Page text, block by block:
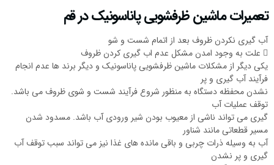
تعمیرات ماشین ظرفشویی پاناسونیک در قم
آب گیری نکردن ظروف بعد از اتمام شست و شو
 علت به وجود امدن مشکل عدم اب گیری کردن ظروف
یکی دیگر از مشکلات ماشین ظرفشویی پاناسونیک و دیگر برند ها عدم انجام
فرآیند آب گیری و پر
نشدن محفظه دستگاه به منظور شروع فرآیند شست و شوی ظروف می ‌باشد.
توقف عملیات آب
گیری می ‌تواند ناشی از معیوب بودن شیر ورودی آب باشد. مسدود شدن
مسیر قطعاتی مانند شناور
آب به وسیله ذرات چربی و باقی مانده‌ های غذا نیز می‌ تواند سبب توقف آب
گیری و پر نشدن